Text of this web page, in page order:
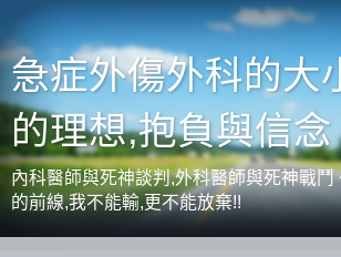
急症外傷外科的大
的理想,抱負與信念
內科醫師與死神談判,外科醫師與死神戰鬥
的前線,我不能輸,更不能放棄!!